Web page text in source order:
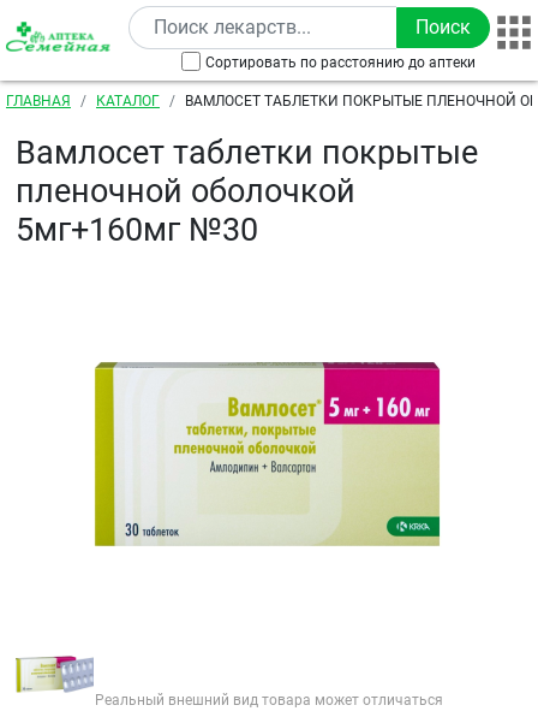
Перейти к основному содержанию
Сортировать по расстоянию до аптеки
Строка навигации
ГЛАВНАЯ КАТАЛОГ
ВАМЛОСЕТ ТАБЛЕТКИ ПОКРЫТЫЕ ПЛЕНОЧНОЙ
Вамлосет таблетки покрытые
пленочной оболочкой
5мг+160мг №30
Реальный внешний вид товара может отличаться